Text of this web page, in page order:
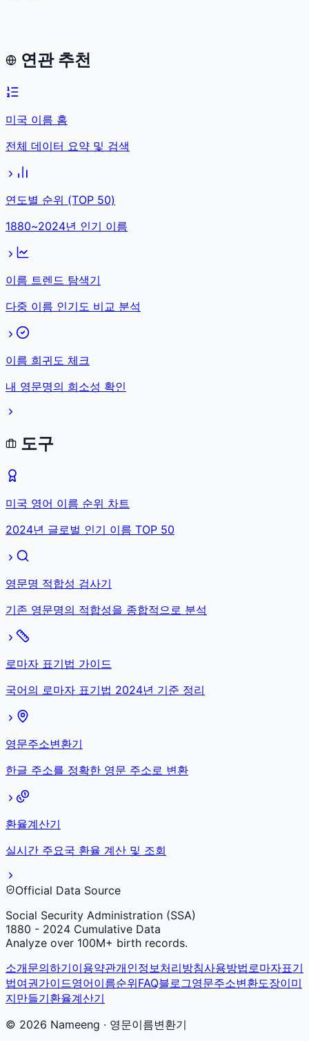
연관 추천
미국 이름 홈
전체 데이터 요약 및 검색
연도별 순위 (TOP 50)
1880~2024년 인기 이름
이름 트렌드 탐색기
다중 이름 인기도 비교 분석
이름 희귀도 체크
내 영문명의 희소성 확인
도구
미국 영어 이름 순위 차트
2024년 글로벌 인기 이름 TOP 50
영문명 적합성 검사기
기존 영문명의 적합성을 종합적으로 분석
로마자 표기법 가이드
국어의 로마자 표기법 2024년 기준 정리
영문주소변환기
한글 주소를 정확한 영문 주소로 변환
환율계산기
실시간 주요국 환율 계산 및 조회
Official Data Source
Social Security Administration (SSA)
1880 - 2024 Cumulative Data
Analyze over 100M+ birth records.
소개문의하기이용약관개인정보처리방침사용방법로마자표기
법여권가이드영어이름순위FAQ블로그영문주소변환도장이미
지만들기환율계산기
© 2026 Nameeng · 영문이름변환기